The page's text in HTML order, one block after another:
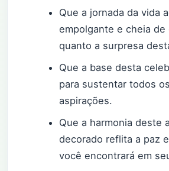
Que a jornada da vida
empolgante e cheia
quanto a surpresa
Que a base desta
para sustentar todos
aspirações.
Que a harmonia deste
decorado reflita a paz
você encontrará em